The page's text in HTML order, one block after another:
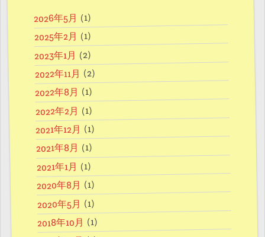
2026年5月 (1)
2025年2月 (1)
2023年1月 (2)
2022年11月 (2)
2022年8月 (1)
2022年2月 (1)
2021年12月 (1)
2021年8月 (1)
2021年1月 (1)
2020年8月 (1)
2020年5月 (1)
2018年10月 (1)